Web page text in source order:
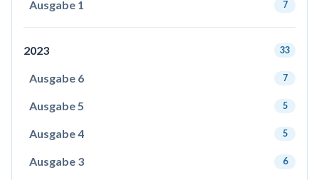
Ausgabe 1 7
2023 33
Ausgabe 6 7
Ausgabe 5 5
Ausgabe 4 5
Ausgabe 3 6